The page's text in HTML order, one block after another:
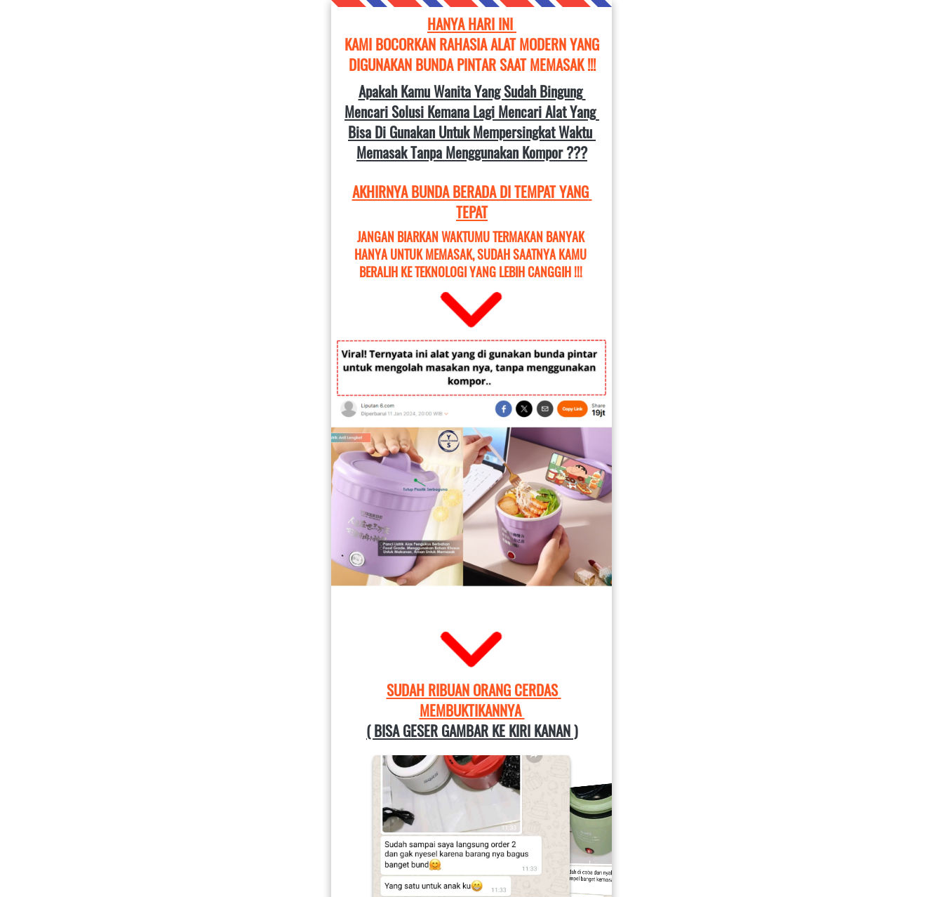
HANYA HARI INI
KAMI BOCORKAN RAHASIA ALAT MODERN YANG
DIGUNAKAN BUNDA PINTAR SAAT MEMASAK !!!
Apakah Kamu Wanita Yang Sudah Bingung
Mencari Solusi Kemana Lagi Mencari Alat Yang
Bisa Di Gunakan Untuk Mempersingkat Waktu
Memasak Tanpa Menggunakan Kompor ???
AKHIRNYA BUNDA BERADA DI TEMPAT YANG
TEPAT
JANGAN BIARKAN WAKTUMU TERMAKAN BANYAK
HANYA UNTUK MEMASAK, SUDAH SAATNYA KAMU
BERALIH KE TEKNOLOGI YANG LEBIH CANGGIH !!!
SUDAH RIBUAN ORANG CERDAS
MEMBUKTIKANNYA
( BISA GESER GAMBAR KE KIRI KANAN )